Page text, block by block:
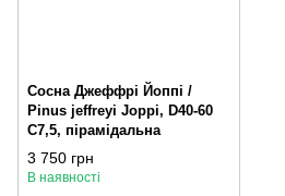
Сосна Джеффрі Йоппі /
Pinus jeffreyi Joppi, D40-60
С7,5, пірамідальна
3 750 грн
В наявності